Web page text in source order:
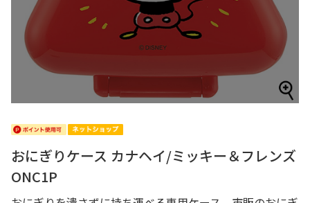
おにぎりケース カナヘイ/ミッキー＆フレンズ
ONC1P